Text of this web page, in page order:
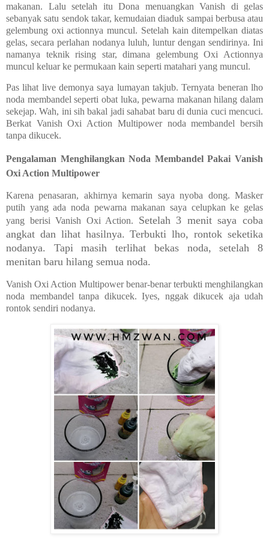
makanan. Lalu setelah itu Dona menuangkan Vanish di gelas
sebanyak satu sendok takar, kemudaian diaduk sampai berbusa atau
gelembung oxi actionnya muncul. Setelah kain ditempelkan diatas
gelas, secara perlahan nodanya luluh, luntur dengan sendirinya. Ini
namanya teknik rising star, dimana gelembung Oxi Actionnya
muncul keluar ke permukaan kain seperti matahari yang muncul.
Pas lihat live demonya saya lumayan takjub. Ternyata beneran lho
noda membandel seperti obat luka, pewarna makanan hilang dalam
sekejap. Wah, ini sih bakal jadi sahabat baru di dunia cuci mencuci.
Berkat Vanish Oxi Action Multipower noda membandel bersih
tanpa dikucek.
Pengalaman Menghilangkan Noda Membandel Pakai Vanish
Oxi Action Multipower
Karena penasaran, akhirnya kemarin saya nyoba dong. Masker
putih yang ada noda pewarna makanan saya celupkan ke gelas
yang berisi Vanish Oxi Action. Setelah 3 menit saya coba
angkat dan lihat hasilnya. Terbukti lho, rontok seketika
nodanya. Tapi masih terlihat bekas noda, setelah 8
menitan baru hilang semua noda.
Vanish Oxi Action Multipower benar-benar terbukti menghilangkan
noda membandel tanpa dikucek. Iyes, nggak dikucek aja udah
rontok sendiri nodanya.